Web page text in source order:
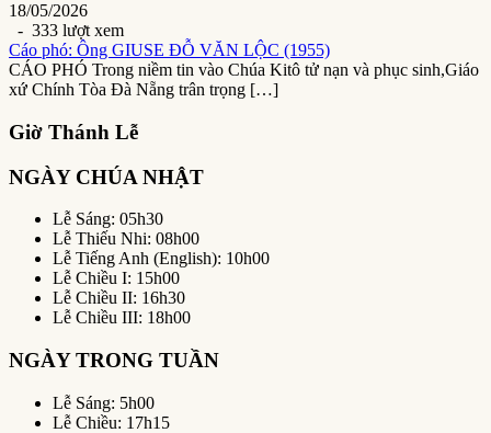
18/05/2026
- 333 lượt xem
Cáo phó: Ông GIUSE ĐỖ VĂN LỘC (1955)
CÁO PHÓ Trong niềm tin vào Chúa Kitô tử nạn và phục sinh,Giáo
xứ Chính Tòa Đà Nẵng trân trọng […]
Giờ Thánh Lễ
NGÀY CHÚA NHẬT
Lễ Sáng: 05h30
Lễ Thiếu Nhi: 08h00
Lễ Tiếng Anh (English): 10h00
Lễ Chiều I: 15h00
Lễ Chiều II: 16h30
Lễ Chiều III: 18h00
NGÀY TRONG TUẦN
Lễ Sáng: 5h00
Lễ Chiều: 17h15